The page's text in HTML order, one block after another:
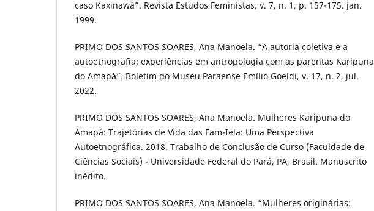
caso Kaxinawá”. Revista Estudos Feministas, v. 7, n. 1, p. 157-175. jan.
1999.
PRIMO DOS SANTOS SOARES, Ana Manoela. “A autoria coletiva e a
autoetnografia: experiências em antropologia com as parentas Karipuna
do Amapá”. Boletim do Museu Paraense Emílio Goeldi, v. 17, n. 2, jul.
2022.
PRIMO DOS SANTOS SOARES, Ana Manoela. Mulheres Karipuna do
Amapá: Trajetórias de Vida das Fam-Iela: Uma Perspectiva
Autoetnográfica. 2018. Trabalho de Conclusão de Curso (Faculdade de
Ciências Sociais) - Universidade Federal do Pará, PA, Brasil. Manuscrito
inédito.
PRIMO DOS SANTOS SOARES, Ana Manoela. “Mulheres originárias: